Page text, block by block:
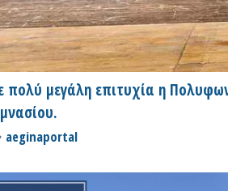
πολύ μεγάλη επιτυχία η
aeginaportal